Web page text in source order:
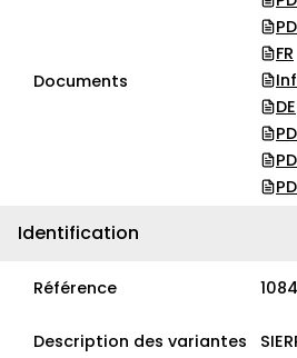
Documents
FR
DE
Identification
Référence
Description des variantes